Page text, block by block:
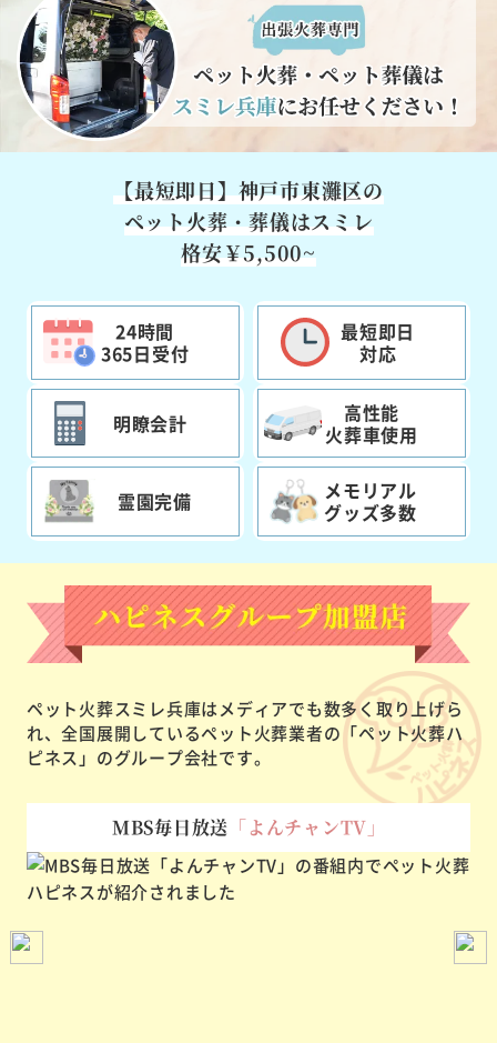
【最短即日】神戸市東灘区の
ペット火葬・葬儀はスミレ
格安￥5,500~
24時間
365日受付
最短即日
対応
明瞭会計
高性能
火葬車使用
霊園完備
メモリアル
グッズ多数
ペット火葬スミレ兵庫はメディアでも数多く取り上げら
れ、全国展開しているペット火葬業者の「ペット火葬ハ
ピネス」のグループ会社です。
MBS毎日放送 「よんチャンTV」